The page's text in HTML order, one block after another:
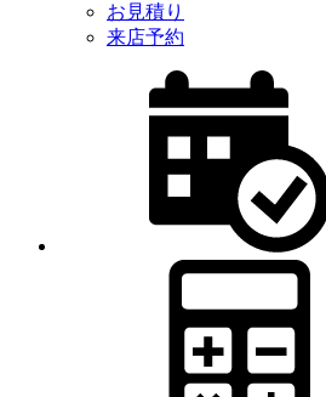
お見積り
来店予約